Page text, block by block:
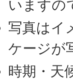
いますの
写真はイ
ケージが
時期・天